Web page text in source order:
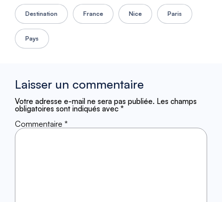
Destination France Nice Paris
Pays
Laisser un commentaire
Votre adresse e-mail ne sera pas publiée. Les champs
obligatoires sont indiqués avec *
Commentaire *